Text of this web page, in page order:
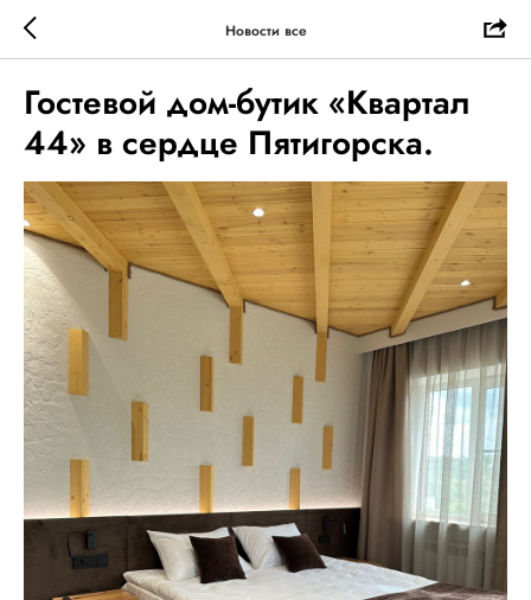
Новости все
Гостевой дом-бутик «Квартал
44» в сердце Пятигорска.